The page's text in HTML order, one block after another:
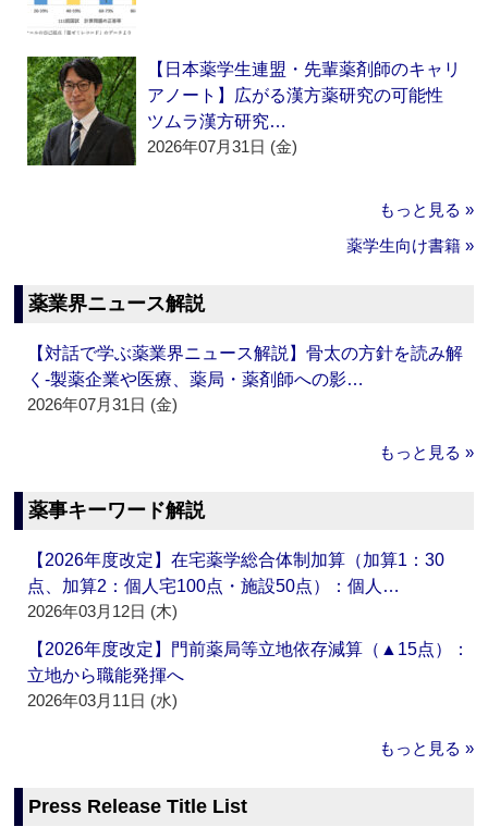
【日本薬学生連盟・先輩薬剤師のキャリ
アノート】広がる漢方薬研究の可能性
ツムラ漢方研究…
2026年07月31日 (金)
もっと見る »
薬学生向け書籍 »
薬業界ニュース解説
【対話で学ぶ薬業界ニュース解説】骨太の方針を読み解
く‐製薬企業や医療、薬局・薬剤師への影…
2026年07月31日 (金)
もっと見る »
薬事キーワード解説
【2026年度改定】在宅薬学総合体制加算（加算1：30
点、加算2：個人宅100点・施設50点）：個人…
2026年03月12日 (木)
【2026年度改定】門前薬局等立地依存減算（▲15点）：
立地から職能発揮へ
2026年03月11日 (水)
もっと見る »
Press Release Title List